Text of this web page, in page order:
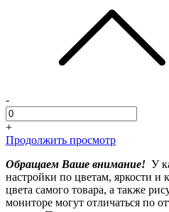
-
+
Продолжить просмотр
Обращаем Ваше внимание! У
настройки по цветам, яркости и
цвета самого товара, а также
мониторе могут отличаться по